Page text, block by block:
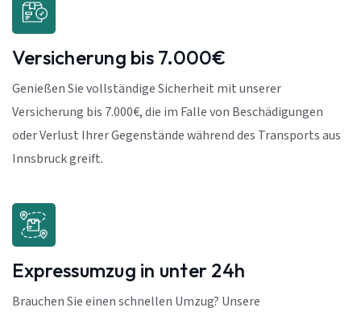
Versicherung bis 7.000€
Genießen Sie vollständige Sicherheit mit unserer
Versicherung bis 7.000€, die im Falle von Beschädigungen
oder Verlust Ihrer Gegenstände während des Transports aus
Innsbruck greift.
Expressumzug in unter 24h
Brauchen Sie einen schnellen Umzug? Unsere